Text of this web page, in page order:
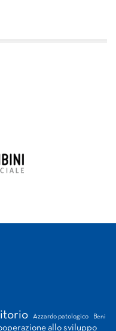
Azzardo patologico Beni
allo sviluppo